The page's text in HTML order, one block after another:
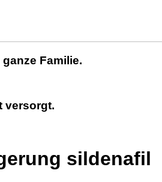
Familie.
versorgt.
sildenafil